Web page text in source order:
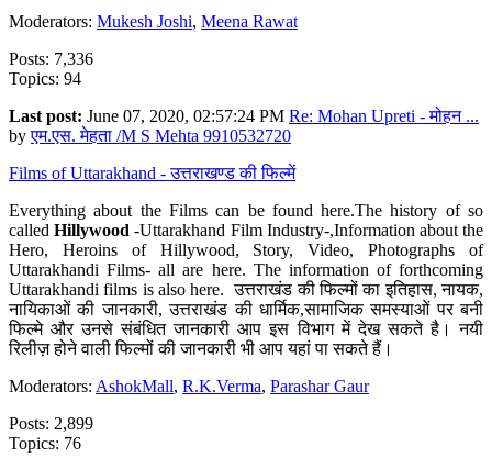
Moderators: Mukesh Joshi, Meena Rawat
Posts: 7,336
Topics: 94
Last post: June 07, 2020, 02:57:24 PM Re: Mohan Upreti - मोहन ...
byएम.एस. मेहता /M S Mehta 9910532720
Films of Uttarakhand - उत्तराखण्ड की फिल्में
Everything about the Films can be found here.The history of so
calledHillywood-Uttarakhand Film Industry-,Information about the
Hero, Heroins of Hillywood, Story, Video, Photographs of
Uttarakhandi Films- all are here. The information of forthcoming
Uttarakhandi films is also here. उत्तराखंड की फिल्मों का इतिहास, नायक,
नायिकाओं की जानकारी, उत्तराखंड की धार्मिक,सामाजिक समस्याओं पर बनी
फिल्मे और उनसे संबंधित जानकारी आप इस विभाग में देख सकते है। नयी
रिलीज़ होने वाली फिल्मों की जानकारी भी आप यहां पा सकते हैं।
Moderators: AshokMall, R.K.Verma, Parashar Gaur
Posts: 2,899
Topics: 76